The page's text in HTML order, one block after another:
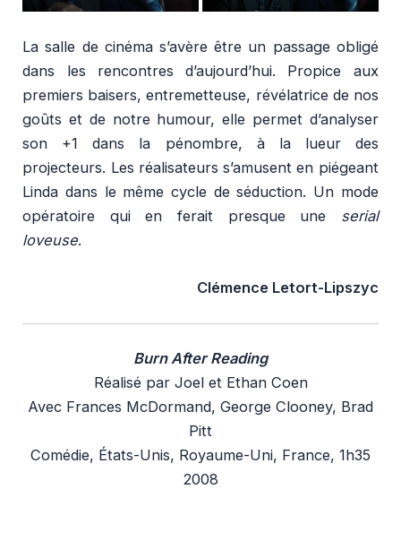
La salle de cinéma s’avère être un passage obligé
dans les rencontres d’aujourd’hui. Propice aux
premiers baisers, entremetteuse, révélatrice de nos
goûts et de notre humour, elle permet d’analyser
son +1 dans la pénombre, à la lueur des
projecteurs. Les réalisateurs s’amusent en piégeant
Linda dans le même cycle de séduction. Un mode
opératoire qui en ferait presque une serial
loveuse.
Clémence Letort-Lipszyc
Burn After Reading
Réalisé par Joel et Ethan Coen
Avec Frances McDormand, George Clooney, Brad
Pitt
Comédie, États-Unis, Royaume-Uni, France, 1h35
2008